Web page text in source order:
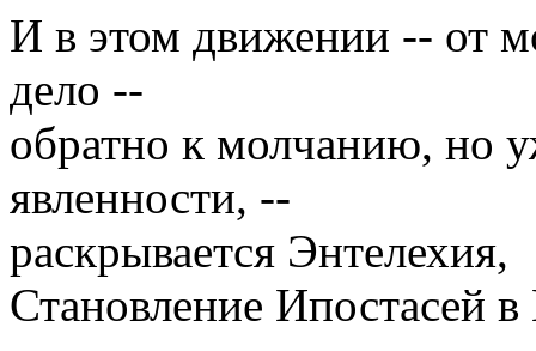
И в этом движении -- от
дело --
обратно к молчанию, но
явленности, --
раскрывается Энтелехия,
Становление Ипостасей